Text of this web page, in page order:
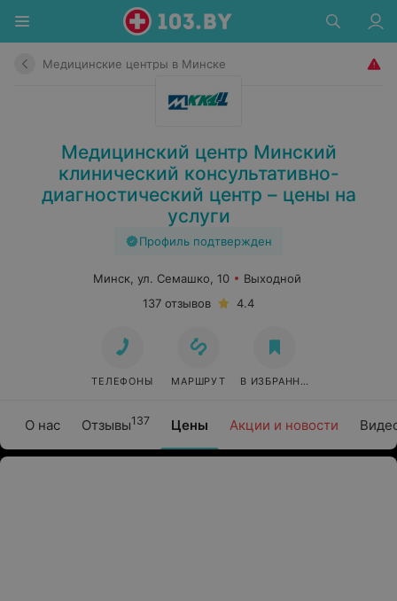
Медицинские центры в Минске
Медицинский центр Минский
клинический консультативно-
диагностический центр – цены на
услуги
Профиль подтвержден
О нас Отзывы137 Цены Акции и новости
Минск, ул. Семашко, 10
Выходной
137 отзывов
4.4
ТЕЛЕФОНЫ МАРШРУТ В ИЗБРАННОЕ